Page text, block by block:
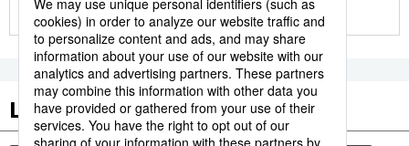
More in this series
Les tags populaires